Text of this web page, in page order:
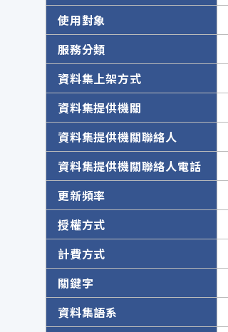
使用對象
服務分類
資料集上架方式
資料集提供機關
資料集提供機關聯絡人
資料集提供機關聯絡人電話
更新頻率
授權方式
計費方式
關鍵字
資料集語系